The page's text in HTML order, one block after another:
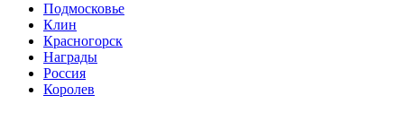
Подмосковье
Клин
Красногорск
Награды
Россия
Королев